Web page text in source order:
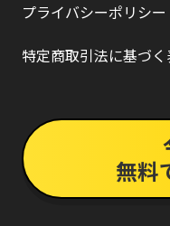
プライバシーポリシー
特定商取引法に基づ
無料